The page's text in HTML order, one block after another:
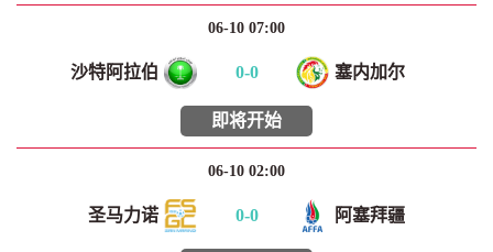
06-10 07:00
沙特阿拉伯 0-0 塞内加尔
即将开始
06-10 02:00
圣马力诺 0-0 阿塞拜疆